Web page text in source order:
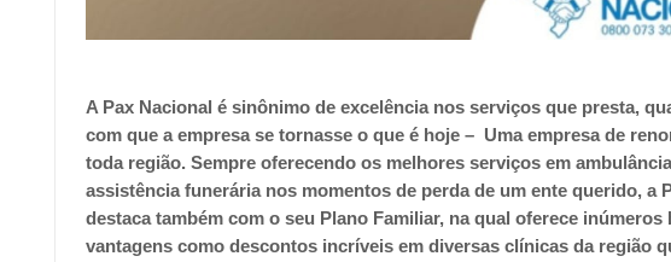
A Pax Nacional é sinônimo de excelência nos serviços que presta,
com que a empresa se tornasse o que é hoje – Uma empresa de
toda região. Sempre oferecendo os melhores serviços em
assistência funerária nos momentos de perda de um ente querido, a
destaca também com o seu Plano Familiar, na qual oferece inúmeros
vantagens como descontos incríveis em diversas clínicas da região